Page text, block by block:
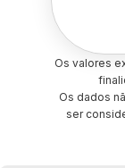
Os valores
Os dados
ser